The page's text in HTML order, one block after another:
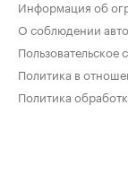
Информация об
О соблюдении
Пользовательское
Политика в
Политика